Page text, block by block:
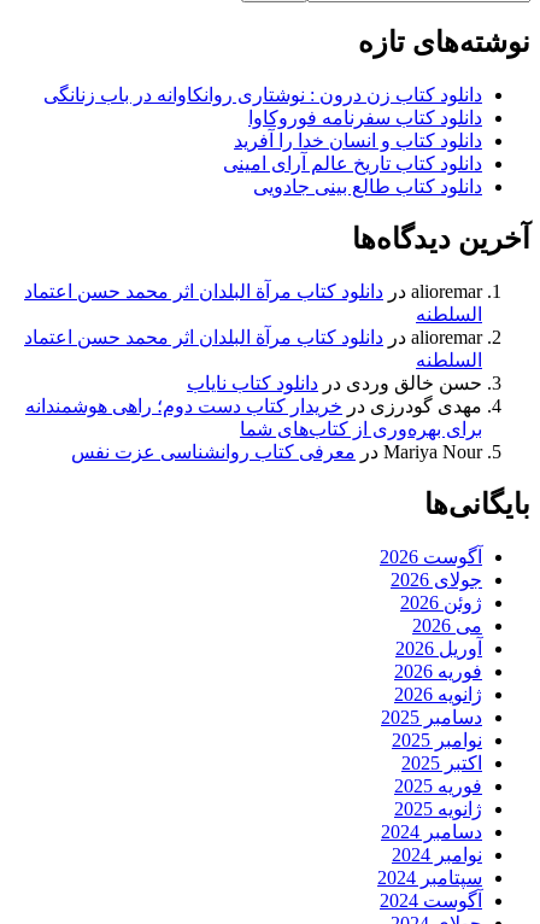
نوشته‌های تازه
دانلود کتاب زن درون : نوشتاری روانکاوانه در باب زنانگی
دانلود کتاب سفرنامه فوروکاوا
دانلود کتاب و انسان خدا را آفرید
دانلود کتاب تاریخ عالم آرای امینی
دانلود کتاب طالع بینی جادویی
آخرین دیدگاه‌ها
alioremar در دانلود کتاب مرآة البلدان اثر محمد حسن اعتماد
السلطنه
alioremar در دانلود کتاب مرآة البلدان اثر محمد حسن اعتماد
السلطنه
حسن خالق وردی در دانلود کتاب نایاب
مهدی گودرزی در خریدار کتاب دست دوم؛ راهی هوشمندانه
برای بهره‌وری از کتاب‌های شما
Mariya Nour در معرفی کتاب روانشناسی عزت نفس
بایگانی‌ها
آگوست 2026
جولای 2026
ژوئن 2026
می 2026
آوریل 2026
فوریه 2026
ژانویه 2026
دسامبر 2025
نوامبر 2025
اکتبر 2025
فوریه 2025
ژانویه 2025
دسامبر 2024
نوامبر 2024
سپتامبر 2024
آگوست 2024